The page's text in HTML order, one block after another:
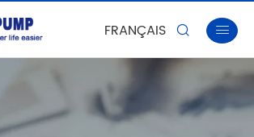
FRANÇAIS  